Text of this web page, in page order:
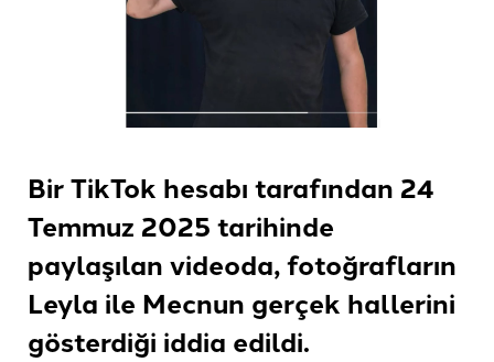
Bir TikTok hesabı tarafından 24
Temmuz 2025 tarihinde
paylaşılan videoda, fotoğrafların
Leyla ile Mecnun gerçek hallerini
gösterdiği iddia edildi.